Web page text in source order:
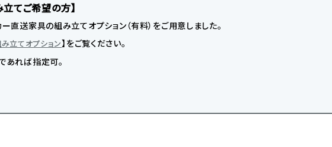
てご希望の方】
直送家具の組み立てオプション（有料）をご用意しました。
立てオプション】をご覧ください。
れば指定可。